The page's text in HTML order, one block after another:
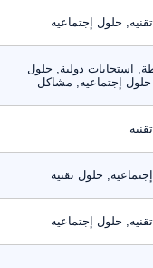
حلول إجتماعيه
استجابات دولية, حلول
إجتماعيه, مشاكل
حلول تقنيه
حلول إجتماعيه